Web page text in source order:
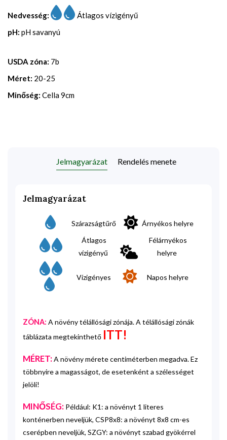
Nedvesség:
Átlagos vízigényű
pH: pH savanyú
USDA zóna: 7b
Méret: 20-25
Minőség: Cella 9cm
Jelmagyarázat Rendelés menete
Jelmagyarázat
Szárazságtűrő
Árnyékos helyre
Átlagos
vízigényű
Félárnyékos
helyre
Vízigényes Napos helyre
ZÓNA: A növény télállósági zónája. A télállósági zónák
táblázata megtekinthető ITT!
MÉRET:A növény mérete centiméterben megadva. Ez
többnyire a magasságot, de esetenként a szélességet
jelöli!
MINŐSÉG: Például: K1: a növényt 1 literes
konténerben neveljük, CSP8x8: a növényt 8x8 cm-es
cserépben neveljük, SZGY: a növényt szabad gyökérrel